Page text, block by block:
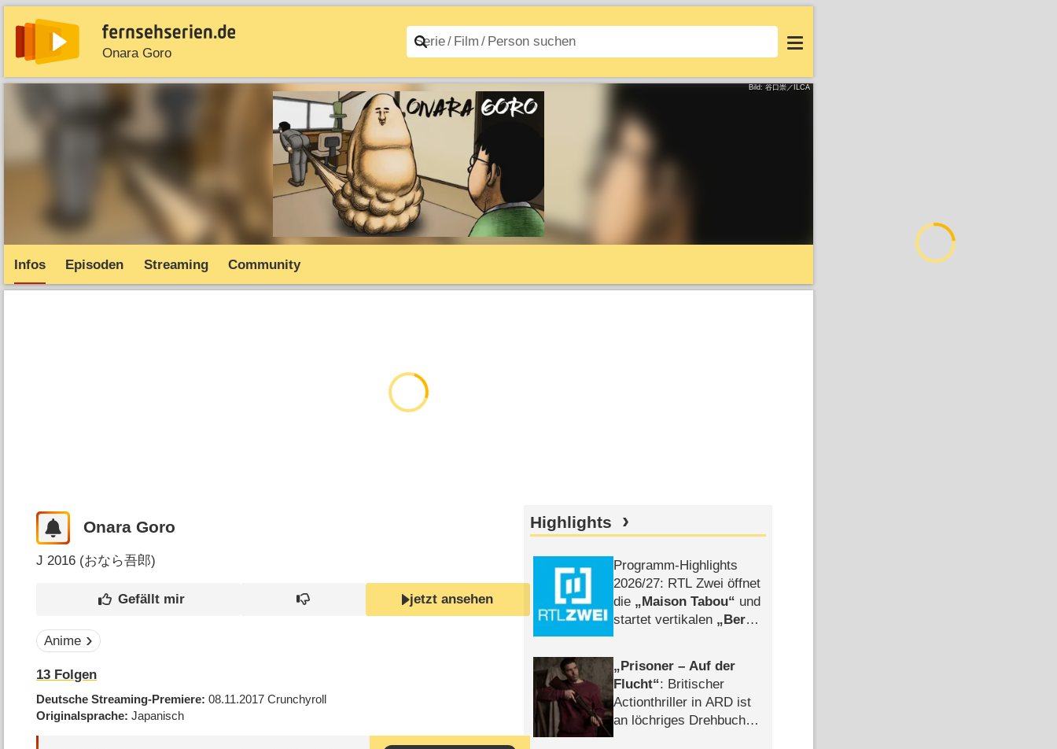
Onara Goro
News Entdecken Streaming Filme A–Z Login
Bild: 谷口崇／ILCA
Infos Episoden Streaming Community
Onara Goro
J 2016 (おなら吾郎)
jetzt ansehen
Anime
13 Folgen
Deutsche Streaming-Premiere 08.11.2017Crunchyroll
Originalsprache Japanisch
Highlights
Programm-Highlights
2026/​27: RTL Zwei öffnet
die
Maison Tabou
und
startet vertikalen
Berlin
Prisoner – Auf der
Flucht : Britischer
Actionthriller in ARD ist
an löchriges Drehbuch